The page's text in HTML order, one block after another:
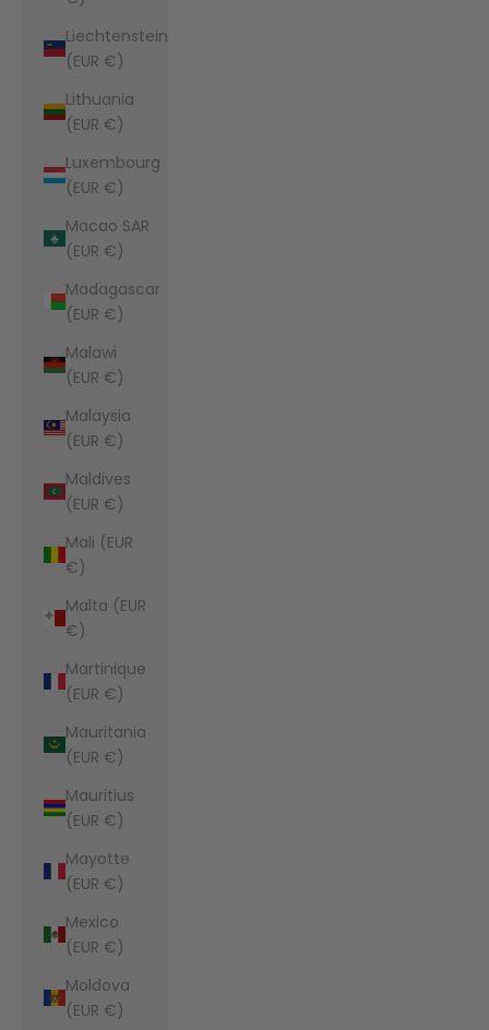
Liechtenstein
(EUR €)
Lithuania
(EUR €)
Luxembourg
(EUR €)
Macao SAR
(EUR €)
Madagascar
(EUR €)
Malawi
(EUR €)
Malaysia
(EUR €)
Maldives
(EUR €)
Mali (EUR
€)
Malta (EUR
€)
Martinique
(EUR €)
Mauritania
(EUR €)
Mauritius
(EUR €)
Mayotte
(EUR €)
Mexico
(EUR €)
Moldova
(EUR €)